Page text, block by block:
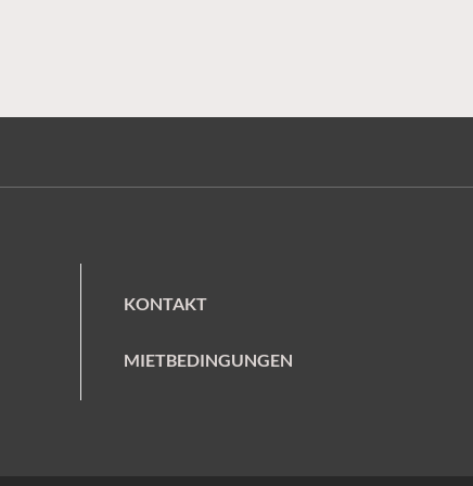
KONTAKT
MIETBEDINGUNGEN